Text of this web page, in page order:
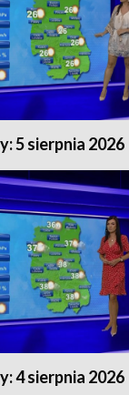
5 sierpnia 2026
4 sierpnia 2026